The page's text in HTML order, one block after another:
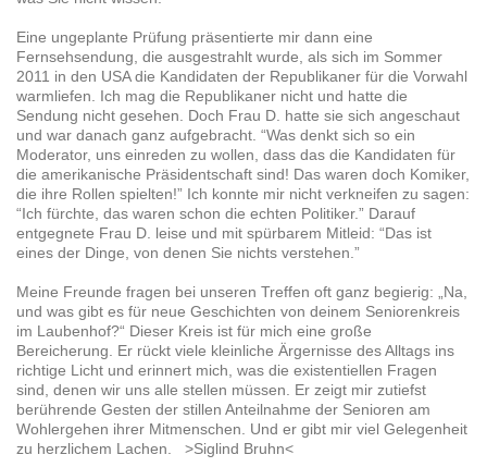
Eine ungeplante Prüfung präsentierte mir dann eine
Fernsehsendung, die ausgestrahlt wurde, als sich im Sommer
2011 in den USA die Kandidaten der Republikaner für die Vorwahl
warmliefen. Ich mag die Republikaner nicht und hatte die
Sendung nicht gesehen. Doch Frau D. hatte sie sich angeschaut
und war danach ganz aufgebracht. “Was denkt sich so ein
Moderator, uns einreden zu wollen, dass das die Kandidaten für
die amerikanische Präsidentschaft sind! Das waren doch Komiker,
die ihre Rollen spielten!” Ich konnte mir nicht verkneifen zu sagen:
“Ich fürchte, das waren schon die echten Politiker.” Darauf
entgegnete Frau D. leise und mit spürbarem Mitleid: “Das ist
eines der Dinge, von denen Sie nichts verstehen.”
Meine Freunde fragen bei unseren Treffen oft ganz begierig: „Na,
und was gibt es für neue Geschichten von deinem Seniorenkreis
im Laubenhof?“ Dieser Kreis ist für mich eine große
Bereicherung. Er rückt viele kleinliche Ärgernisse des Alltags ins
richtige Licht und erinnert mich, was die existentiellen Fragen
sind, denen wir uns alle stellen müssen. Er zeigt mir zutiefst
berührende Gesten der stillen Anteilnahme der Senioren am
Wohlergehen ihrer Mitmenschen. Und er gibt mir viel Gelegenheit
zu herzlichem Lachen. >Siglind Bruhn<